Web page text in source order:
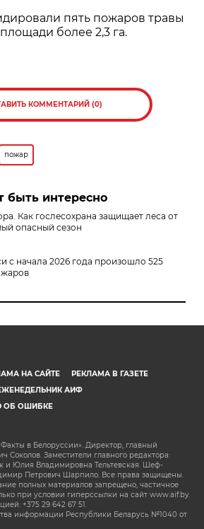
пять пожаров травы
более 2,3 га.
КОММЕНТАРИЙ (0)
пожар
быть интересно
Как гослесохрана защищает леса от
опасный сезон
с начала 2026 года произошло 525
НА САЙТЕ
РЕКЛАМА В ГАЗЕТЕ
АИФ
ОБ ОШИБКЕ
в Белоруссии». Директор, главный
Соколов. Заместители главного редактора:
и Юлия Владимировна Тельтевская. Шеф-
Петрович Шарпило. Все права защищены.
полных материалов запрещено, частичное
при условии гиперссылки на сайт www.aif.by.
+375 29 642 67 51.
информации Республики Беларусь №1040 от